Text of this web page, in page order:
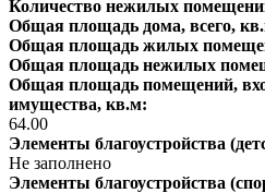
Количество нежилых
Общая площадь дома, всего,
Общая площадь жилых
Общая площадь нежилых
Общая площадь помещений,
имущества, кв.м:
64.00
Элементы благоустройства
Не заполнено
Элементы благоустройства